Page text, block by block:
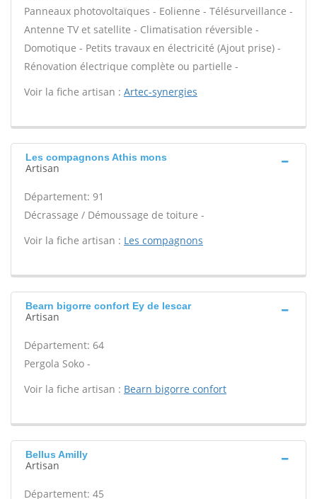
Panneaux photovoltaïques - Eolienne - Télésurveillance -
Antenne TV et satellite - Climatisation réversible -
Domotique - Petits travaux en électricité (Ajout prise) -
Rénovation électrique complète ou partielle -
Voir la fiche artisan : Artec-synergies
Les compagnons Athis mons
Artisan
Département: 91
Décrassage / Démoussage de toiture -
Voir la fiche artisan : Les compagnons
Bearn bigorre confort Ey de lescar
Artisan
Département: 64
Pergola Soko -
Voir la fiche artisan : Bearn bigorre confort
Bellus Amilly
Artisan
Département: 45